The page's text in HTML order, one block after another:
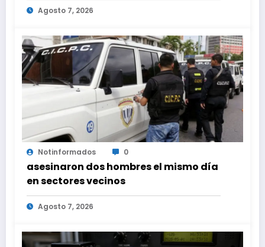
Agosto 7, 2026
Notinformados 0
asesinaron dos hombres el mismo día
en sectores vecinos
Agosto 7, 2026